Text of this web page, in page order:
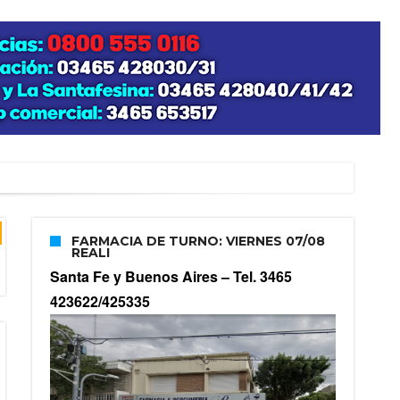
FARMACIA DE TURNO: VIERNES 07/08
REALI
Santa Fe y Buenos Aires –Tel. 3465
423622/425335